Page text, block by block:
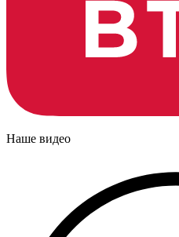
Наше видео